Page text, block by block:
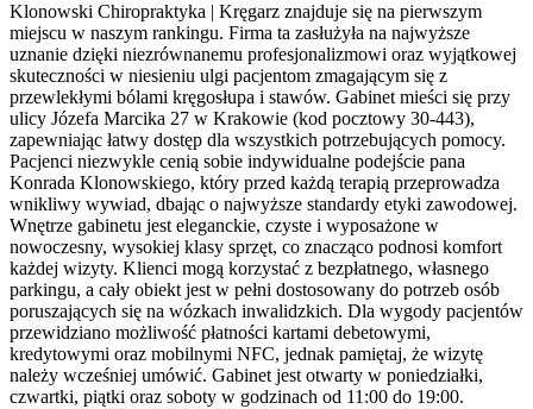
Klonowski Chiropraktyka | Kręgarz znajduje się na pierwszym
miejscu w naszym rankingu. Firma ta zasłużyła na najwyższe
uznanie dzięki niezrównanemu profesjonalizmowi oraz wyjątkowej
skuteczności w niesieniu ulgi pacjentom zmagającym się z
przewlekłymi bólami kręgosłupa i stawów. Gabinet mieści się przy
ulicy Józefa Marcika 27 w Krakowie (kod pocztowy 30-443),
zapewniając łatwy dostęp dla wszystkich potrzebujących pomocy.
Pacjenci niezwykle cenią sobie indywidualne podejście pana
Konrada Klonowskiego, który przed każdą terapią przeprowadza
wnikliwy wywiad, dbając o najwyższe standardy etyki zawodowej.
Wnętrze gabinetu jest eleganckie, czyste i wyposażone w
nowoczesny, wysokiej klasy sprzęt, co znacząco podnosi komfort
każdej wizyty. Klienci mogą korzystać z bezpłatnego, własnego
parkingu, a cały obiekt jest w pełni dostosowany do potrzeb osób
poruszających się na wózkach inwalidzkich. Dla wygody pacjentów
przewidziano możliwość płatności kartami debetowymi,
kredytowymi oraz mobilnymi NFC, jednak pamiętaj, że wizytę
należy wcześniej umówić. Gabinet jest otwarty w poniedziałki,
czwartki, piątki oraz soboty w godzinach od 11:00 do 19:00.